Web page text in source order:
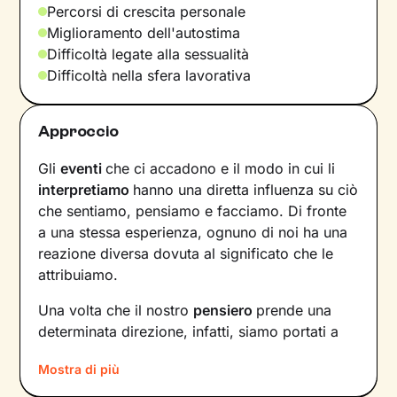
Percorsi di crescita personale
Miglioramento dell'autostima
Difficoltà legate alla sessualità
Difficoltà nella sfera lavorativa
Approccio
Glieventiche ci accadono e il modo in cui li
interpretiamo hanno una diretta influenza su ciò
che sentiamo, pensiamo e facciamo. Di fronte
a una stessa esperienza, ognuno di noi ha una
reazione diversa dovuta al significato che le
attribuiamo.
Una volta che il nostro pensiero prende una
determinata direzione, infatti, siamo portati a
modi che possono ostacolare il nostro
Mostra di più